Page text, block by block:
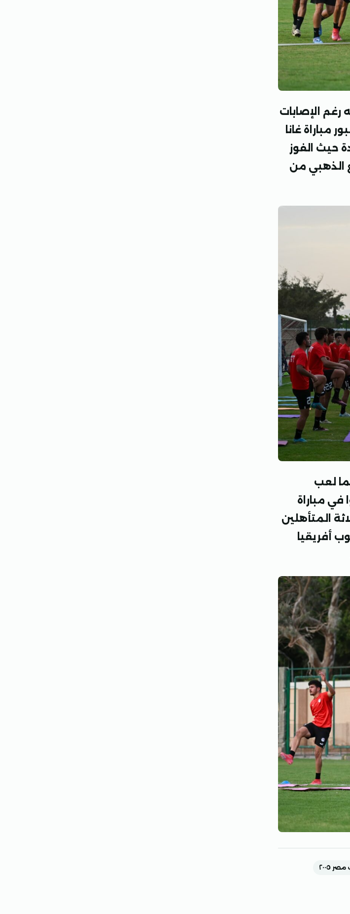
للمنتخب المصري تحت 20 سنة أنه رغم الإصابات
مباراة غانا
حيث الفوز
الذهبي من
4 مباريات بينما لعب
في مباراة
المتأهلين
أفريقيا
٢٠٠٥